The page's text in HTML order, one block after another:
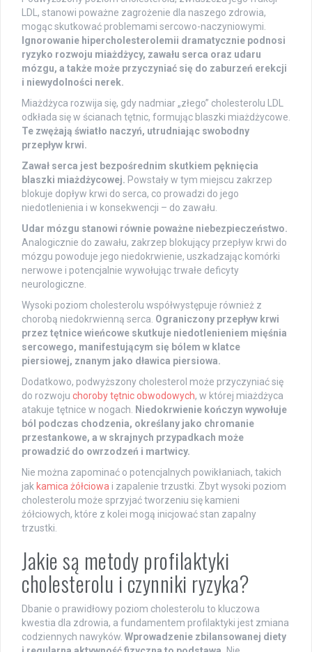
LDL, stanowi poważne zagrożenie dla naszego zdrowia,
mogąc skutkować problemami sercowo-naczyniowymi.
Ignorowanie hipercholesterolemii dramatycznie podnosi
ryzyko rozwoju miażdżycy, zawału serca oraz udaru
mózgu, a także może przyczyniać się do zaburzeń erekcji
i niewydolności nerek.
Miażdżyca rozwija się, gdy nadmiar „złego” cholesterolu LDL
odkłada się w ścianach tętnic, formując blaszki miażdżycowe.
Te zwężają światło naczyń, utrudniając swobodny
przepływ krwi.
Zawał serca jest bezpośrednim skutkiem pęknięcia
blaszki miażdżycowej. Powstały w tym miejscu zakrzep
blokuje dopływ krwi do serca, co prowadzi do jego
niedotlenienia i w konsekwencji – do zawału.
Udar mózgu stanowi równie poważne niebezpieczeństwo.
Analogicznie do zawału, zakrzep blokujący przepływ krwi do
mózgu powoduje jego niedokrwienie, uszkadzając komórki
nerwowe i potencjalnie wywołując trwałe deficyty
neurologiczne.
Wysoki poziom cholesterolu współwystępuje również z
chorobą niedokrwienną serca. Ograniczony przepływ krwi
przez tętnice wieńcowe skutkuje niedotlenieniem mięśnia
sercowego, manifestującym się bólem w klatce
piersiowej, znanym jako dławica piersiowa.
Dodatkowo, podwyższony cholesterol może przyczyniać się
do rozwoju choroby tętnic obwodowych, w której miażdżyca
atakuje tętnice w nogach. Niedokrwienie kończyn wywołuje
ból podczas chodzenia, określany jako chromanie
przestankowe, a w skrajnych przypadkach może
prowadzić do owrzodzeń i martwicy.
Nie można zapominać o potencjalnych powikłaniach, takich
jak kamica żółciowa i zapalenie trzustki. Zbyt wysoki poziom
cholesterolu może sprzyjać tworzeniu się kamieni
żółciowych, które z kolei mogą inicjować stan zapalny
trzustki.
Jakie są metody profilaktyki
cholesterolu i czynniki ryzyka?
Dbanie o prawidłowy poziom cholesterolu to kluczowa
kwestia dla zdrowia, a fundamentem profilaktyki jest zmiana
codziennych nawyków. Wprowadzenie zbilansowanej diety